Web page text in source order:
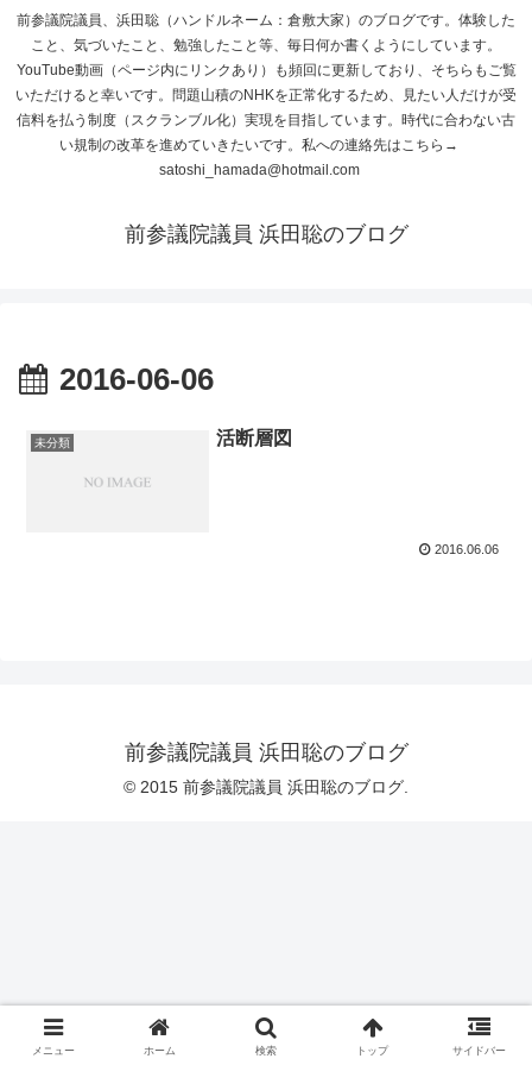
前参議院議員、浜田聡（ハンドルネーム：倉敷大家）のブログです。体験した
こと、気づいたこと、勉強したこと等、毎日何か書くようにしています。
YouTube動画（ページ内にリンクあり）も頻回に更新しており、そちらもご覧
いただけると幸いです。問題山積のNHKを正常化するため、見たい人だけが受
信料を払う制度（スクランブル化）実現を目指しています。時代に合わない古
い規制の改革を進めていきたいです。私への連絡先はこちら→
satoshi_hamada@hotmail.com
前参議院議員 浜田聡のブログ
2016-06-06
未分類 活断層図
2016.06.06
前参議院議員 浜田聡のブログ
© 2015 前参議院議員 浜田聡のブログ.
メニュー ホーム 検索 トップ サイドバー